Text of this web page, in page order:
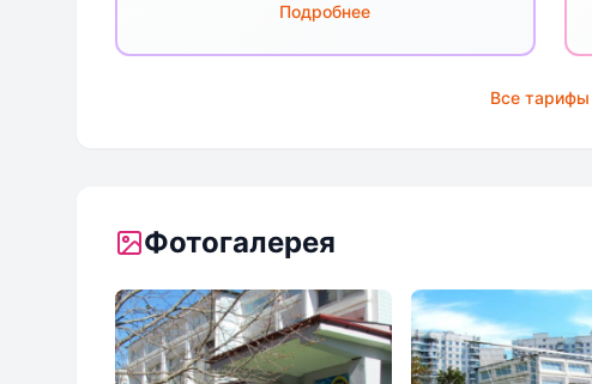
Подробнее
Все тарифы
Фотогалерея